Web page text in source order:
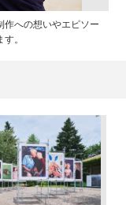
作への想いやエピソー
。